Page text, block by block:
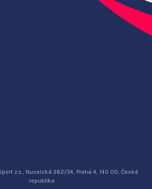
z.s., Nuselská 262/34, Praha 4, 140 00, Česká
republika